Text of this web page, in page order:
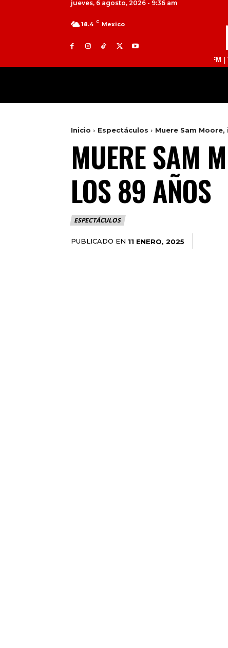
jueves, 6 agosto, 2026 - 9:36 am
18.4 C Mexico
TOLUCA 98.9 FM | ATLACOMULCO 104.7 FM |
Inicio Espectáculos Muere Sam
MUERE SAM
LOS 89 AÑOS
ESPECTÁCULOS
PUBLICADO EN 11 ENERO, 2025